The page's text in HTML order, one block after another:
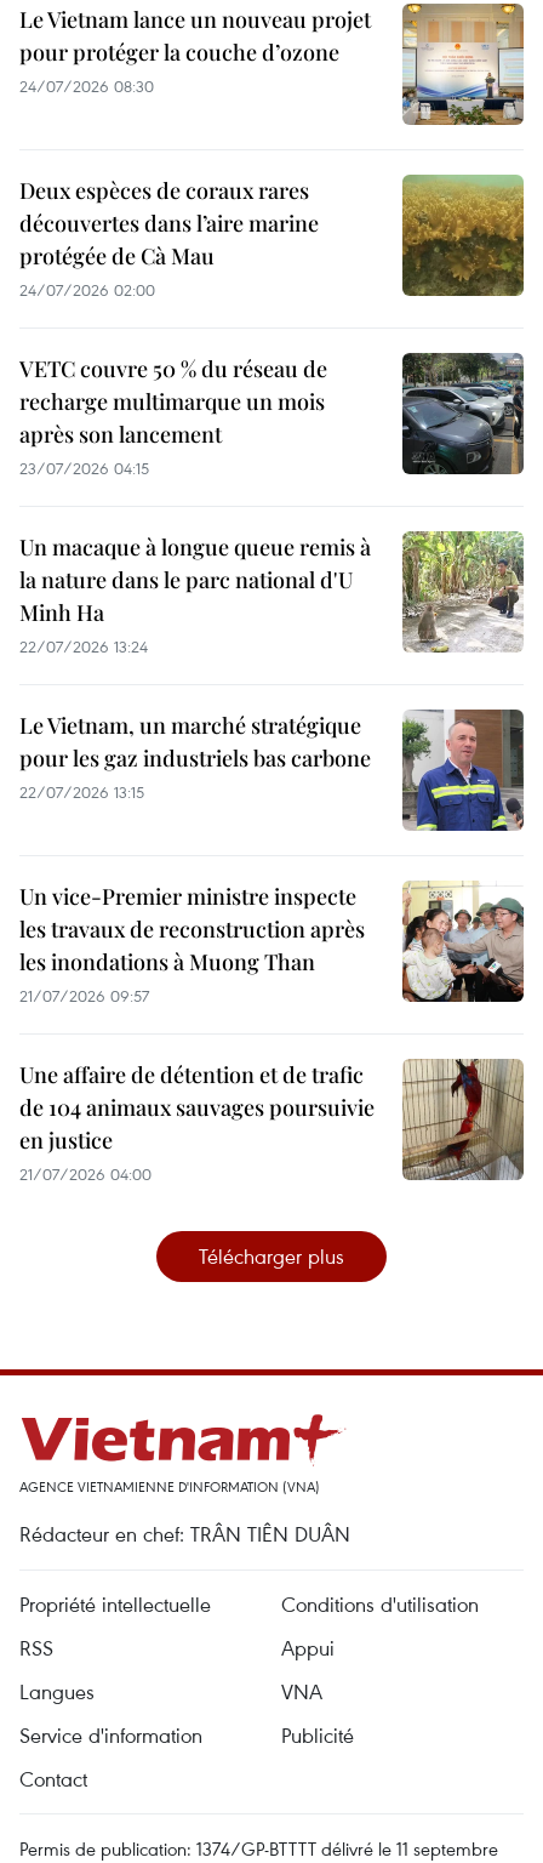
Le Vietnam lance un nouveau projet
pour protéger la couche d’ozone
24/07/2026 08:30
Deux espèces de coraux rares
découvertes dans l’aire marine
protégée de Cà Mau
24/07/2026 02:00
VETC couvre 50 % du réseau de
recharge multimarque un mois
après son lancement
23/07/2026 04:15
Un macaque à longue queue remis à
la nature dans le parc national d'U
Minh Ha
22/07/2026 13:24
Le Vietnam, un marché stratégique
pour les gaz industriels bas carbone
22/07/2026 13:15
Un vice-Premier ministre inspecte
les travaux de reconstruction après
les inondations à Muong Than
21/07/2026 09:57
Une affaire de détention et de trafic
de 104 animaux sauvages poursuivie
en justice
21/07/2026 04:00
Télécharger plus
AGENCE VIETNAMIENNE D'INFORMATION (VNA)
Rédacteur en chef: TRÂN TIÊN DUÂN
Propriété intellectuelle
Conditions d'utilisation
RSS
Appui
Langues
VNA
Service d'information
Publicité
Contact
Permis de publication: 1374/GP-BTTTT délivré le 11 septembre